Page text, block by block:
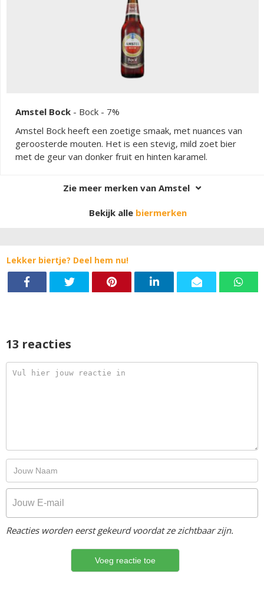
Amstel Bock - Bock - 7%
Amstel Bock heeft een zoetige smaak, met nuances van
geroosterde mouten. Het is een stevig, mild zoet bier
met de geur van donker fruit en hinten karamel.
Zie meer merken van Amstel
Bekijk alle biermerken
Lekker biertje? Deel hem nu!
13 reacties
Reacties worden eerst gekeurd voordat ze zichtbaar zijn.